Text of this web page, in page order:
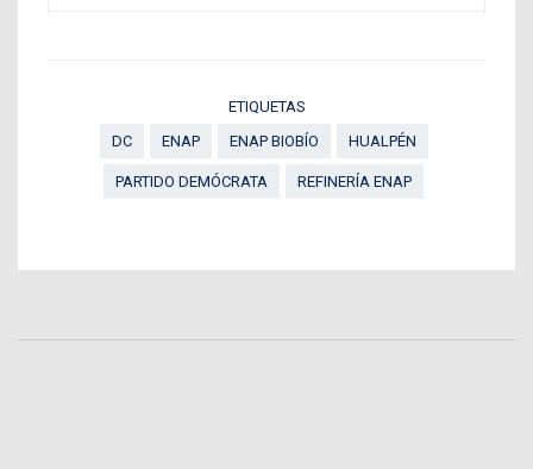
ETIQUETAS
DC
ENAP ENAP BIOBÍO HUALPÉN
PARTIDO DEMÓCRATA REFINERÍA ENAP